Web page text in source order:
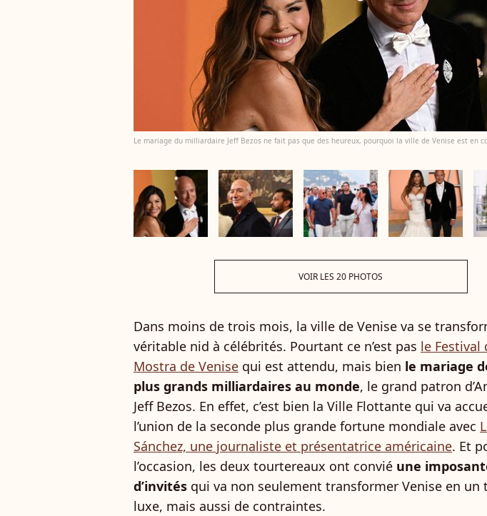
Le mariage du milliardaire Jeff Bezos ne fait pas que des heureux, pourquoi la ville de Venise est en
VOIR LES 20 PHOTOS
Dans moins de trois mois, la ville de Venise va se
véritable nid à célébrités. Pourtant ce n’est pas le Festival
Mostra de Venise qui est attendu, mais bien le mariage
plus grands milliardaires au monde, le grand patron
Jeff Bezos. En effet, c’est bien la Ville Flottante qui va
l’union de la seconde plus grande fortune mondiale avec
Sánchez, une journaliste et présentatrice américaine. Et
l’occasion, les deux tourtereaux ont convié une
d’invités qui va non seulement transformer Venise en un
luxe, mais aussi de contraintes.